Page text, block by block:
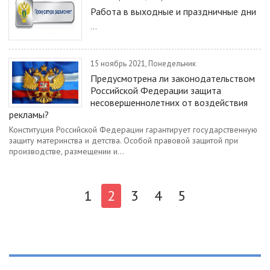
Работа в выходные и праздничные дни
...
15 ноябрь 2021, Понедельник
Предусмотрена ли законодательством
Российской Федерации защита
несовершеннолетних от воздействия
рекламы?
Конституция Российской Федерации гарантирует государственную
защиту материнства и детства. Особой правовой защитой при
производстве, размещении и...
1 2 3 4 5